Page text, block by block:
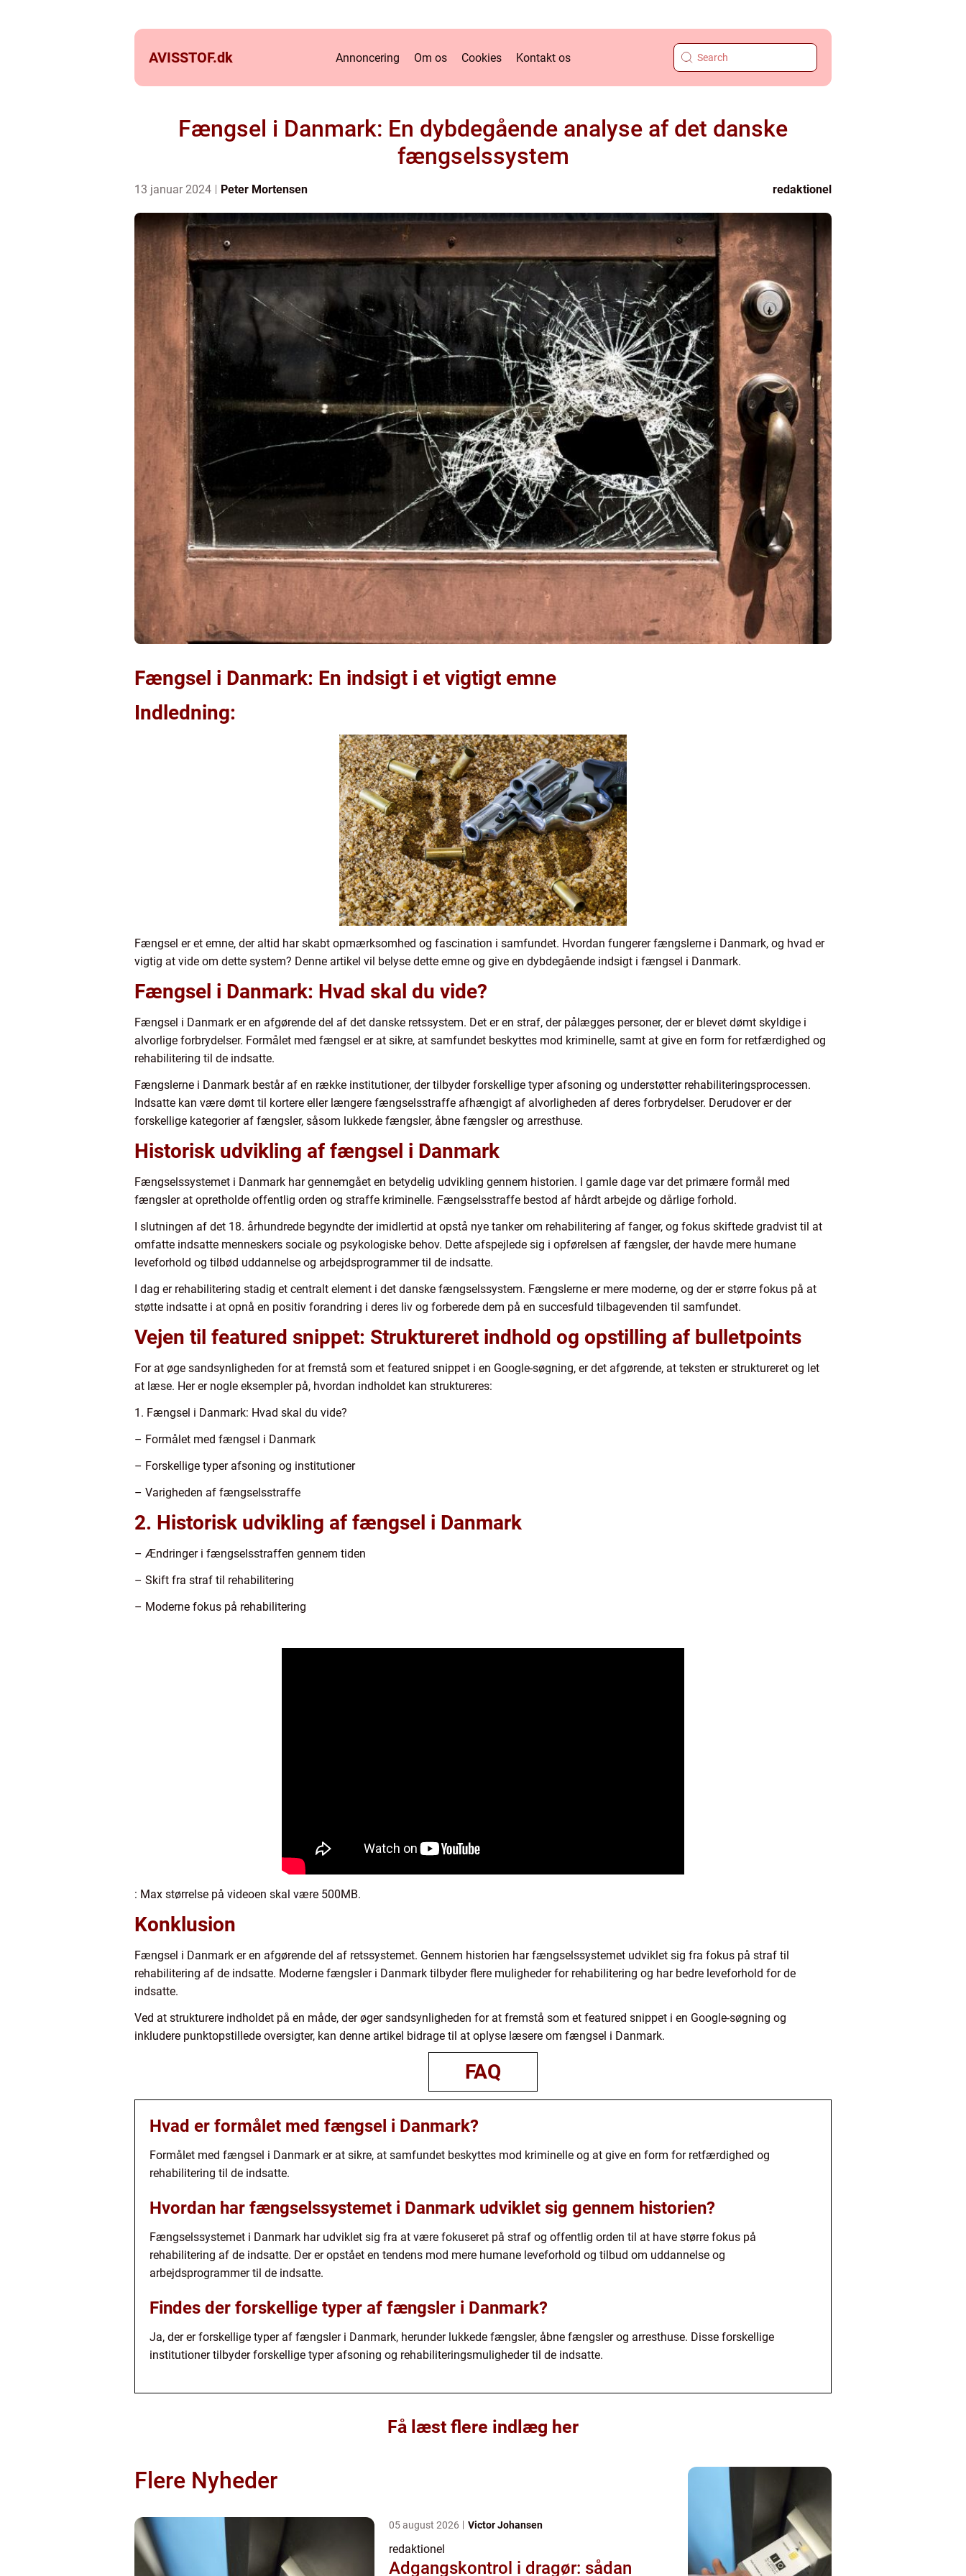
AVISSTOF.dk Annoncering Om os Cookies Kontakt os
Fængsel i Danmark: En dybdegående analyse af det danske
fængselssystem
13 januar 2024 Peter Mortensen redaktionel
Fængsel i Danmark: En indsigt i et vigtigt emne
Indledning:
Fængsel er et emne, der altid har skabt opmærksomhed og fascination i samfundet. Hvordan fungerer fængslerne i Danmark, og hvad er
vigtig at vide om dette system? Denne artikel vil belyse dette emne og give en dybdegående indsigt i fængsel i Danmark.
Fængsel i Danmark: Hvad skal du vide?
Fængsel i Danmark er en afgørende del af det danske retssystem. Det er en straf, der pålægges personer, der er blevet dømt skyldige i
alvorlige forbrydelser. Formålet med fængsel er at sikre, at samfundet beskyttes mod kriminelle, samt at give en form for retfærdighed og
rehabilitering til de indsatte.
Fængslerne i Danmark består af en række institutioner, der tilbyder forskellige typer afsoning og understøtter rehabiliteringsprocessen.
Indsatte kan være dømt til kortere eller længere fængselsstraffe afhængigt af alvorligheden af deres forbrydelser. Derudover er der
forskellige kategorier af fængsler, såsom lukkede fængsler, åbne fængsler og arresthuse.
Historisk udvikling af fængsel i Danmark
Fængselssystemet i Danmark har gennemgået en betydelig udvikling gennem historien. I gamle dage var det primære formål med
fængsler at opretholde offentlig orden og straffe kriminelle. Fængselsstraffe bestod af hårdt arbejde og dårlige forhold.
I slutningen af det 18. århundrede begyndte der imidlertid at opstå nye tanker om rehabilitering af fanger, og fokus skiftede gradvist til at
omfatte indsatte menneskers sociale og psykologiske behov. Dette afspejlede sig i opførelsen af fængsler, der havde mere humane
leveforhold og tilbød uddannelse og arbejdsprogrammer til de indsatte.
I dag er rehabilitering stadig et centralt element i det danske fængselssystem. Fængslerne er mere moderne, og der er større fokus på at
støtte indsatte i at opnå en positiv forandring i deres liv og forberede dem på en succesfuld tilbagevenden til samfundet.
Vejen til featured snippet: Struktureret indhold og opstilling af bulletpoints
For at øge sandsynligheden for at fremstå som et featured snippet i en Google-søgning, er det afgørende, at teksten er struktureret og let
at læse. Her er nogle eksempler på, hvordan indholdet kan struktureres:
1. Fængsel i Danmark: Hvad skal du vide?
– Formålet med fængsel i Danmark
– Forskellige typer afsoning og institutioner
– Varigheden af fængselsstraffe
2. Historisk udvikling af fængsel i Danmark
– Ændringer i fængselsstraffen gennem tiden
– Skift fra straf til rehabilitering
– Moderne fokus på rehabilitering
: Max størrelse på videoen skal være 500MB.
Konklusion
Fængsel i Danmark er en afgørende del af retssystemet. Gennem historien har fængselssystemet udviklet sig fra fokus på straf til
rehabilitering af de indsatte. Moderne fængsler i Danmark tilbyder flere muligheder for rehabilitering og har bedre leveforhold for de
indsatte.
Ved at strukturere indholdet på en måde, der øger sandsynligheden for at fremstå som et featured snippet i en Google-søgning og
inkludere punktopstillede oversigter, kan denne artikel bidrage til at oplyse læsere om fængsel i Danmark.
FAQ
Hvad er formålet med fængsel i Danmark?
Formålet med fængsel i Danmark er at sikre, at samfundet beskyttes mod kriminelle og at give en form for retfærdighed og
rehabilitering til de indsatte.
Hvordan har fængselssystemet i Danmark udviklet sig gennem historien?
Fængselssystemet i Danmark har udviklet sig fra at være fokuseret på straf og offentlig orden til at have større fokus på
rehabilitering af de indsatte. Der er opstået en tendens mod mere humane leveforhold og tilbud om uddannelse og
arbejdsprogrammer til de indsatte.
Findes der forskellige typer af fængsler i Danmark?
Ja, der er forskellige typer af fængsler i Danmark, herunder lukkede fængsler, åbne fængsler og arresthuse. Disse forskellige
institutioner tilbyder forskellige typer afsoning og rehabiliteringsmuligheder til de indsatte.
Få læst flere indlæg her
Flere Nyheder
05 august 2026 Victor Johansen
redaktionel
Adgangskontrol i dragør: sådan